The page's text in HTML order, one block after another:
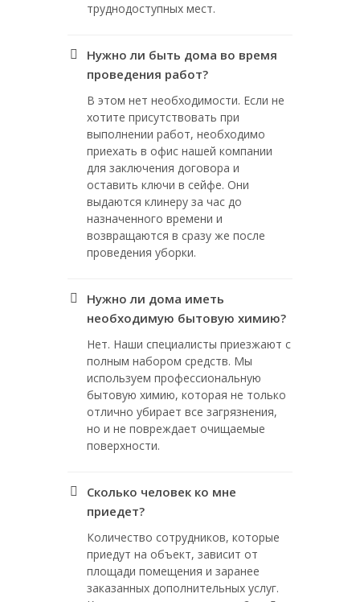
труднодоступных мест.
Нужно ли быть дома во время
проведения работ?
В этом нет необходимости. Если не
хотите присутствовать при
выполнении работ, необходимо
приехать в офис нашей компании
для заключения договора и
оставить ключи в сейфе. Они
выдаются клинеру за час до
назначенного времени и
возвращаются в сразу же после
проведения уборки.
Нужно ли дома иметь
необходимую бытовую химию?
Нет. Наши специалисты приезжают с
полным набором средств. Мы
используем профессиональную
бытовую химию, которая не только
отлично убирает все загрязнения,
но и не повреждает очищаемые
поверхности.
Сколько человек ко мне
приедет?
Количество сотрудников, которые
приедут на объект, зависит от
площади помещения и заранее
заказанных дополнительных услуг.